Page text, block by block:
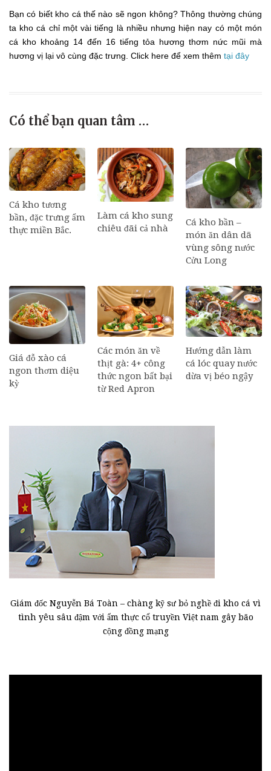
Bạn có biết kho cá thế nào sẽ ngon không? Thông thường chúng
ta kho cá chỉ một vài tiếng là nhiều nhưng hiện nay có một món
cá kho khoảng 14 đến 16 tiếng tỏa hương thơm nức mũi mà
hương vị lại vô cùng đặc trưng. Click here để xem thêm tại đây
Có thể bạn quan tâm …
Cá kho tương
bần, đặc trưng ẩm
thực miền Bắc.
Làm cá kho sung
chiêu đãi cả nhà
Cá kho bần –
món ăn dân dã
vùng sông nước
Cửu Long
Giá đỗ xào cá
ngon thơm diệu
kỳ
Các món ăn về
thịt gà: 4+ công
thức ngon bất bại
từ Red Apron
Hướng dẫn làm
cá lóc quay nước
dừa vị béo ngậy
Giám đốc Nguyễn Bá Toàn – chàng kỹ sư bỏ nghề đi kho cá vì
tình yêu sâu đậm với ẩm thực cổ truyền Việt nam gây bão
cộng đồng mạng